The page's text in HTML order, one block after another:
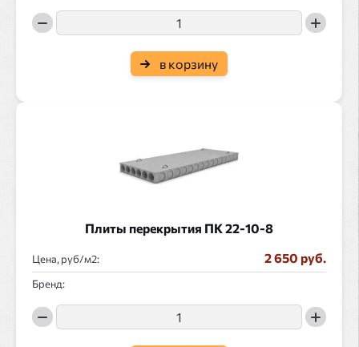
в корзину
Плиты перекрытия ПК 22-10-8
Цена, руб/ : 2 650 руб.
Бренд: